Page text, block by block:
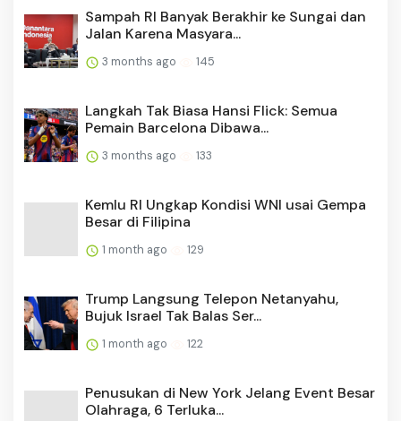
Sampah RI Banyak Berakhir ke Sungai dan
Jalan Karena Masyara...
3 months ago 145
Langkah Tak Biasa Hansi Flick: Semua
Pemain Barcelona Dibawa...
3 months ago 133
Kemlu RI Ungkap Kondisi WNI usai Gempa
Besar di Filipina
1 month ago 129
Trump Langsung Telepon Netanyahu,
Bujuk Israel Tak Balas Ser...
1 month ago 122
Penusukan di New York Jelang Event Besar
Olahraga, 6 Terluka...